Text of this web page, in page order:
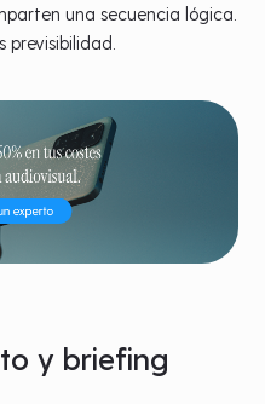
una secuencia lógica.
previsibilidad.
y briefing